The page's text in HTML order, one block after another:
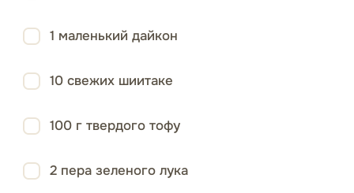
1 маленький дайкон
10 свежих шиитаке
100 г твердого тофу
2 пера зеленого лука